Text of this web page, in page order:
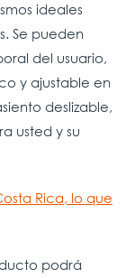
ideales
Se pueden
del usuario,
y ajustable en
deslizable,
usted y su
Rica, lo que
podrá